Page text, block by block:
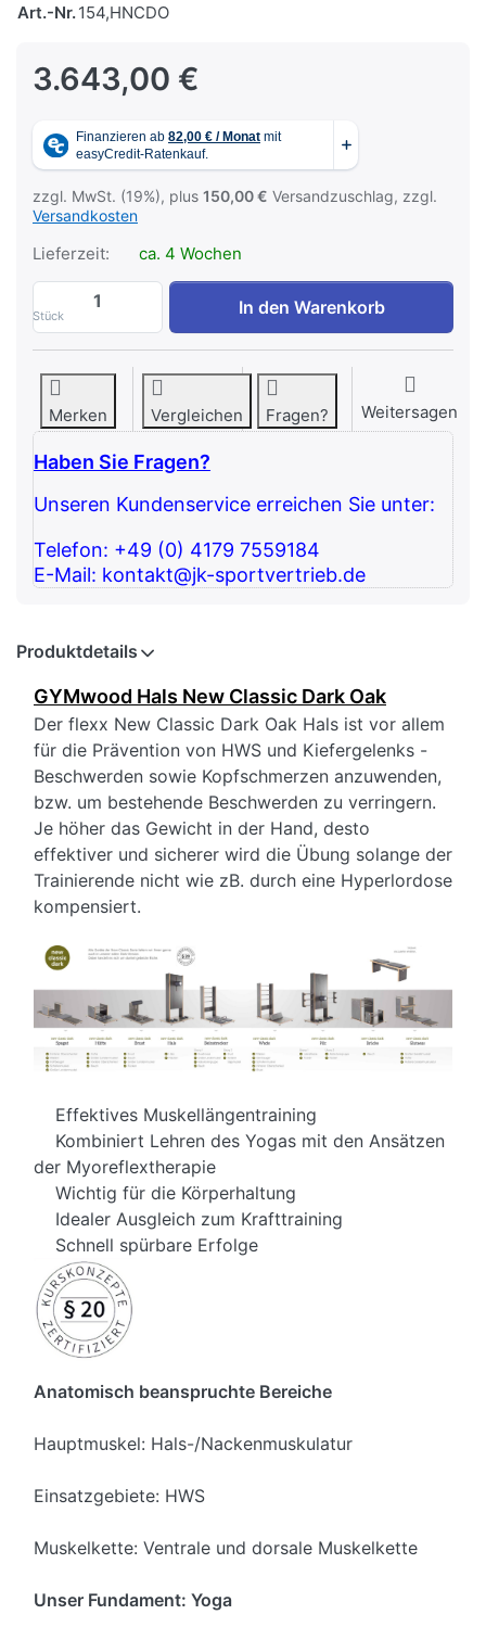
Art.-Nr.154,HNCDO
3.643,00 €
zzgl. MwSt. (19%), plus 150,00 € Versandzuschlag, zzgl.
Versandkosten
Lieferzeit: ca. 4 Wochen
Stück
GYMwood Hals New Classic Dark Oak
In den Warenkorb
Merken Vergleichen Fragen? Weitersagen
Haben Sie Fragen?
Unseren Kundenservice erreichen Sie unter:
Telefon: +49 (0) 4179 7559184
E-Mail: kontakt@jk-sportvertrieb.de
Produktdetails
GYMwood Hals New Classic Dark Oak
Der flexx New Classic Dark Oak Hals ist vor allem
für die Prävention von HWS und Kiefergelenks -
Beschwerden sowie Kopfschmerzen anzuwenden,
bzw. um bestehende Beschwerden zu verringern.
Je höher das Gewicht in der Hand, desto
effektiver und sicherer wird die Übung solange der
Trainierende nicht wie zB. durch eine Hyperlordose
kompensiert.
Effektives Muskellängentraining
Kombiniert Lehren des Yogas mit den Ansätzen
der Myoreflextherapie
Wichtig für die Körperhaltung
Idealer Ausgleich zum Krafttraining
Schnell spürbare Erfolge
Anatomisch beanspruchte Bereiche
Hauptmuskel: Hals-/Nackenmuskulatur
Einsatzgebiete: HWS
Muskelkette: Ventrale und dorsale Muskelkette
Unser Fundament: Yoga